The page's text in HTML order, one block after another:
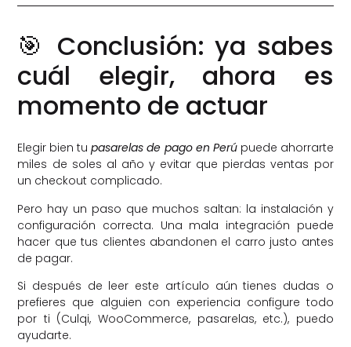
🎯 Conclusión: ya sabes
cuál elegir, ahora es
momento de actuar
Elegir bien tupasarelas de pago en Perúpuede ahorrarte
miles de soles al año y evitar que pierdas ventas por
un checkout complicado.
Pero hay un paso que muchos saltan: la instalación y
configuración correcta. Una mala integración puede
hacer que tus clientes abandonen el carro justo antes
de pagar.
Si después de leer este artículo aún tienes dudas o
prefieres que alguien con experiencia configure todo
por ti (Culqi, WooCommerce, pasarelas, etc.), puedo
ayudarte.